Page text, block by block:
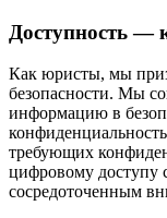
Доступность —
Как юристы, мы
безопасности. Мы
информацию в
требующих
цифровому доступу
сосредоточенным